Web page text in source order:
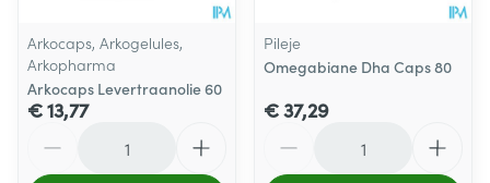
Arkocaps, Arkogelules,
Arkopharma
Arkocaps Levertraanolie 60
€ 13,77
Pileje
Omegabiane Dha Caps 80
€ 37,29